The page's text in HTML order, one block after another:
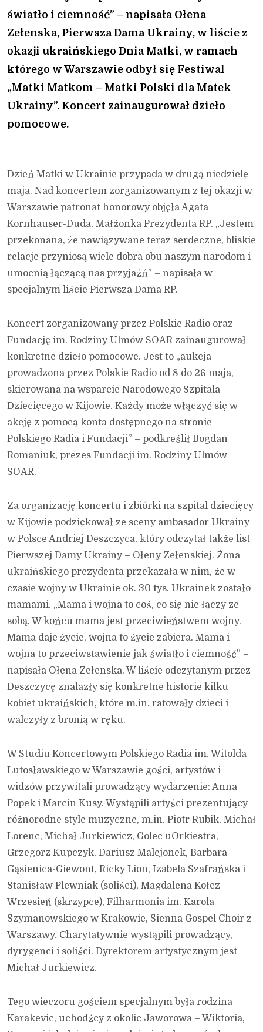
światło i ciemność” – napisała Ołena
Zełenska, Pierwsza Dama Ukrainy, w liście z
okazji ukraińskiego Dnia Matki, w ramach
którego w Warszawie odbył się Festiwal
„Matki Matkom – Matki Polski dla Matek
Ukrainy”. Koncert zainaugurował dzieło
pomocowe.
Dzień Matki w Ukrainie przypada w drugą niedzielę
maja. Nad koncertem zorganizowanym z tej okazji w
Warszawie patronat honorowy objęła Agata
Kornhauser-Duda, Małżonka Prezydenta RP. „Jestem
przekonana, że nawiązywane teraz serdeczne, bliskie
relacje przyniosą wiele dobra obu naszym narodom i
umocnią łączącą nas przyjaźń” – napisała w
specjalnym liście Pierwsza Dama RP.
Koncert zorganizowany przez Polskie Radio oraz
Fundację im. Rodziny Ulmów SOAR zainaugurował
konkretne dzieło pomocowe. Jest to „aukcja
prowadzona przez Polskie Radio od 8 do 26 maja,
skierowana na wsparcie Narodowego Szpitala
Dziecięcego w Kijowie. Każdy może włączyć się w
akcję z pomocą konta dostępnego na stronie
Polskiego Radia i Fundacji” – podkreślił Bogdan
Romaniuk, prezes Fundacji im. Rodziny Ulmów
SOAR.
Za organizację koncertu i zbiórki na szpital dziecięcy
w Kijowie podziękował ze sceny ambasador Ukrainy
w Polsce Andriej Deszczyca, który odczytał także list
Pierwszej Damy Ukrainy – Ołeny Zełenskiej. Żona
ukraińskiego prezydenta przekazała w nim, że w
czasie wojny w Ukrainie ok. 30 tys. Ukrainek zostało
mamami. „Mama i wojna to coś, co się nie łączy ze
sobą. W końcu mama jest przeciwieństwem wojny.
Mama daje życie, wojna to życie zabiera. Mama i
wojna to przeciwstawienie jak światło i ciemność” –
napisała Ołena Zełenska. W liście odczytanym przez
Deszczycę znalazły się konkretne historie kilku
kobiet ukraińskich, które m.in. ratowały dzieci i
walczyły z bronią w ręku.
W Studiu Koncertowym Polskiego Radia im. Witolda
Lutosławskiego w Warszawie gości, artystów i
widzów przywitali prowadzący wydarzenie: Anna
Popek i Marcin Kusy. Wystąpili artyści prezentujący
różnorodne style muzyczne, m.in. Piotr Rubik, Michał
Lorenc, Michał Jurkiewicz, Golec uOrkiestra,
Grzegorz Kupczyk, Dariusz Malejonek, Barbara
Gąsienica-Giewont, Ricky Lion, Izabela Szafrańska i
Stanisław Plewniak (soliści), Magdalena Kołcz-
Wrzesień (skrzypce), Filharmonia im. Karola
Szymanowskiego w Krakowie, Sienna Gospel Choir z
Warszawy. Charytatywnie wystąpili prowadzący,
dyrygenci i soliści. Dyrektorem artystycznym jest
Michał Jurkiewicz.
Tego wieczoru gościem specjalnym była rodzina
Karakevic, uchodźcy z okolic Jaworowa – Wiktoria,